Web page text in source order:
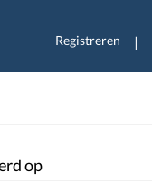
Registreren |
op